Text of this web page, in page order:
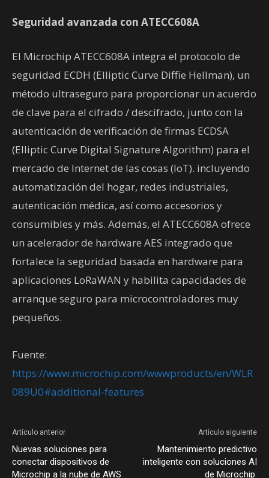
Seguridad avanzada con ATECC608A
El Microchip ATECC608A integra el protocolo de
seguridad ECDH (Elliptic Curve Diffie Hellman), un
método ultraseguro para proporcionar un acuerdo
de clave para el cifrado / descifrado, junto con la
autenticación de verificación de firmas ECDSA
(Elliptic Curve Digital Signature Algorithm) para el
mercado de Internet de las cosas (IoT). incluyendo
automatización del hogar, redes industriales,
autenticación médica, así como accesorios y
consumibles y más. Además, el ATECC608A ofrece
un acelerador de hardware AES integrado que
fortalece la seguridad basada en hardware para
aplicaciones LoRaWAN y habilita capacidades de
arranque seguro para microcontroladores muy
pequeños.
Fuente:
https://www.microchip.com/wwwproducts/en/WLR
089U0#additional-features
Artículo anterior
Nuevas soluciones para
conectar dispositivos de
Microchip a la nube de AWS
Artículo siguiente
Mantenimiento predictivo
inteligente con soluciones AI
de Microchip.